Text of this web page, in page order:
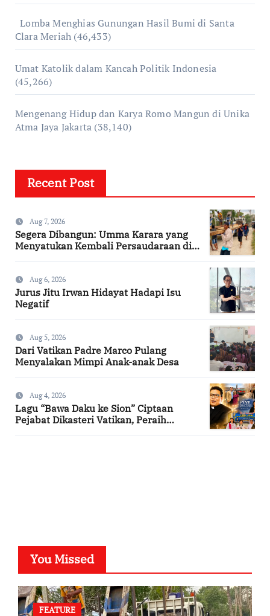
Lomba Menghias Gunungan Hasil Bumi di Santa
Clara Meriah (46,433)
Umat Katolik dalam Kancah Politik Indonesia
(45,266)
Mengenang Hidup dan Karya Romo Mangun di Unika
Atma Jaya Jakarta (38,140)
Recent Post
Aug 7, 2026
Segera Dibangun: Umma Karara yang
Menyatukan Kembali Persaudaraan di
Aug 6, 2026
Jurus Jitu Irwan Hidayat Hadapi Isu
Negatif
Aug 5, 2026
Dari Vatikan Padre Marco Pulang
Menyalakan Mimpi Anak-anak Desa
Aug 4, 2026
Lagu “Bawa Daku ke Sion” Ciptaan
Pejabat Dikasteri Vatikan, Peraih
You Missed
FEATURE